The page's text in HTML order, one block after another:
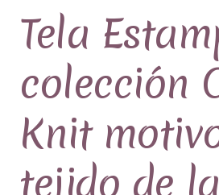
Tela
colección
Knit
tejido de